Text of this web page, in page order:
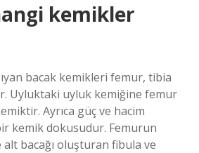
kemikler
bacak kemikleri femur, tibia
Uyluktaki uyluk kemiğine femur
Ayrıca güç ve hacim
kemik dokusudur. Femurun
bacağı oluşturan fibula ve